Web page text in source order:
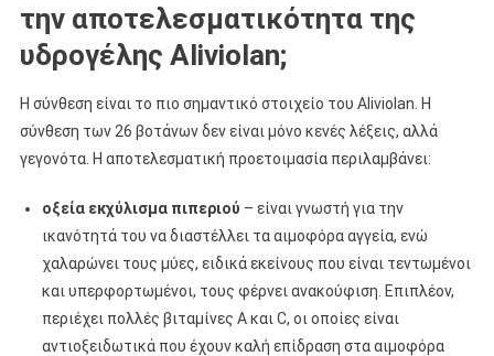
την αποτελεσματικότητα της
υδρογέλης Aliviolan;
Η σύνθεση είναι το πιο σημαντικό στοιχείο του Aliviolan. Η
σύνθεση των 26 βοτάνων δεν είναι μόνο κενές λέξεις, αλλά
γεγονότα. Η αποτελεσματική προετοιμασία περιλαμβάνει:
οξεία εκχύλισμα πιπεριού – είναι γνωστή για την
ικανότητά του να διαστέλλει τα αιμοφόρα αγγεία, ενώ
χαλαρώνει τους μύες, ειδικά εκείνους που είναι τεντωμένοι
και υπερφορτωμένοι, τους φέρνει ανακούφιση. Επιπλέον,
περιέχει πολλές βιταμίνες Α και C, οι οποίες είναι
αντιοξειδωτικά που έχουν καλή επίδραση στα αιμοφόρα